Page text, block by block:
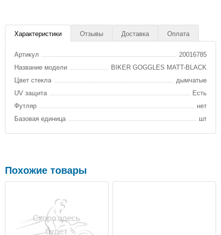
Характеристики Отзывы Доставка Оплата
Артикул
20016785
Название модели
BIKER GOGGLES MATT-BLACK
Цвет стекла
дымчатые
UV защита
Есть
Футляр
нет
Базовая единица
шт
Похожие товары